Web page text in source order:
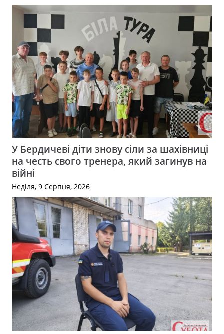
У Бердичеві діти знову сіли за шахівниці
на честь свого тренера, який загинув на
війні
Неділя, 9 Серпня, 2026